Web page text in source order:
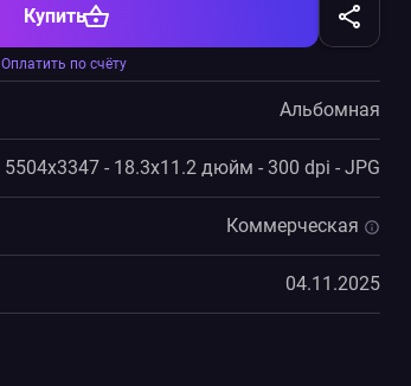
Купить
Оплатить по счёту
Альбомная
5504x3347 - 18.3x11.2 дюйм - 300 dpi - JPG
Коммерческая
04.11.2025